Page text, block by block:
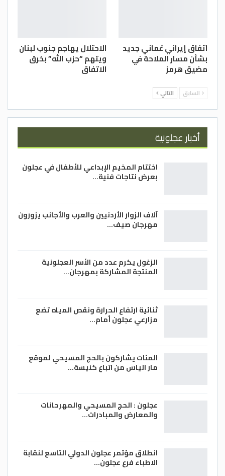
اتفاق إيراني عُماني جديد
بشأن مسار الملاحة في
مضيق هرمز
الاحتلال يهاجم جنوب لبنان
ويتهم “حزب الله” بخرق
الاتفاق
السابق التالي
أخبار عجلونية
اختتام المخيم الإبداعي للأطفال في عجلون
بعرض نتاجات فنية…
آلاف الزوار الأردنيين والعرب والأجانب يزورون
مهرجان صيف…
الزغول يكرم عدد من الأسر العجلونية
المنتجة المشاركة بمهرجان…
ثنائية ارتفاع الحرارة ونقص المياه تضع
مزارعي عجلون أمام…
المئات يشاركون بالحج المسيحي لموقع
مار الياس من اتباع كنيسة…
عجلون : الحج المسيحي والمهرحانات
والمعارض والمبادرات…
انطلاق مؤتمر عجلون الدولي التاسع لنقابة
الاطباء فرع عجلون…